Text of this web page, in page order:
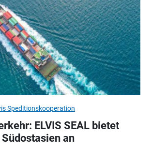
Speditionskooperation
ELVIS SEAL bietet
an